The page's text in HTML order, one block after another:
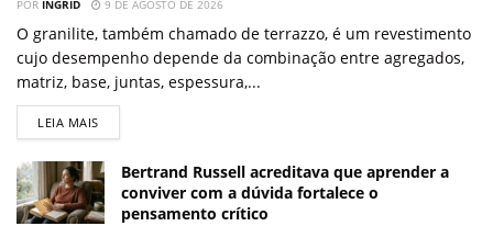
POR INGRID 9 DE AGOSTO DE 2026
O granilite, também chamado de terrazzo, é um revestimento
cujo desempenho depende da combinação entre agregados,
matriz, base, juntas, espessura,...
LEIA MAIS
Bertrand Russell acreditava que aprender a
conviver com a dúvida fortalece o
pensamento crítico